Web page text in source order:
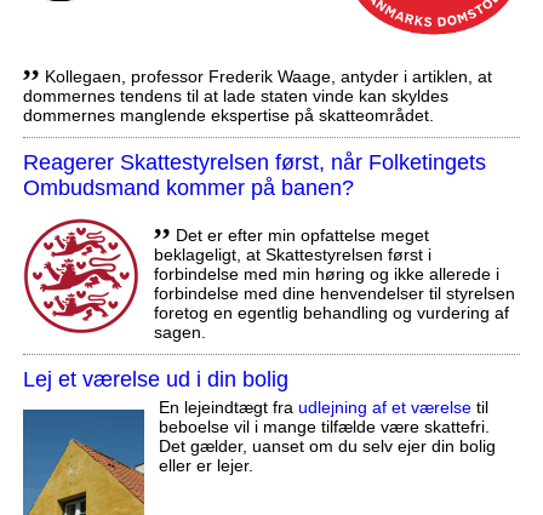
,, Kollegaen, professor Frederik Waage, antyder i artiklen, at
dommernes tendens til at lade staten vinde kan skyldes
dommernes manglende ekspertise på skatteområdet.
Reagerer Skattestyrelsen først, når Folketingets
Ombudsmand kommer på banen?
,, Det er efter min opfattelse meget
beklageligt, at Skattestyrelsen først i
forbindelse med min høring og ikke allerede i
forbindelse med dine henvendelser til styrelsen
foretog en egentlig behandling og vurdering af
sagen.
Lej et værelse ud i din bolig
En lejeindtægt fra udlejning af et værelsetil
beboelse vil i mange tilfælde være skattefri.
Det gælder, uanset om du selv ejer din bolig
eller er lejer.